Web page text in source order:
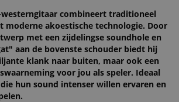
westerngitaar combineert traditioneel
moderne akoestische technologie. Door
met een zijdelingse soundhole en
aan de bovenste schouder biedt hij
klank naar buiten, maar ook een
voor jou als speler. Ideaal
hun sound intenser willen ervaren en